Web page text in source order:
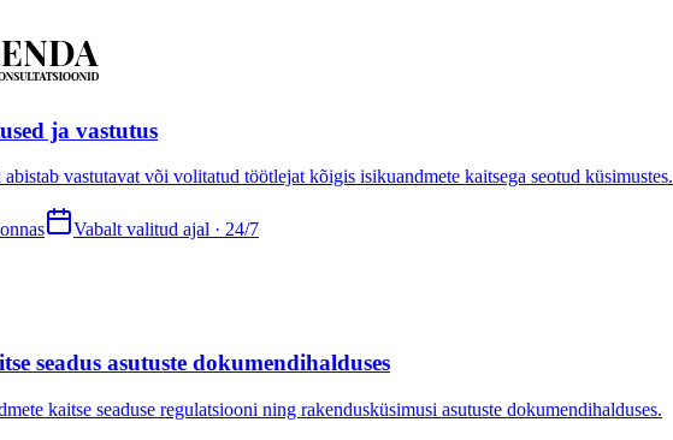
ja vastutus
vastutavat või volitatud töötlejat kõigis isikuandmete kaitsega seotud küsimustes.
Vabalt valitud ajal · 24/7
seadus asutuste dokumendihalduses
kaitse seaduse regulatsiooni ning rakendusküsimusi asutuste dokumendihalduses.